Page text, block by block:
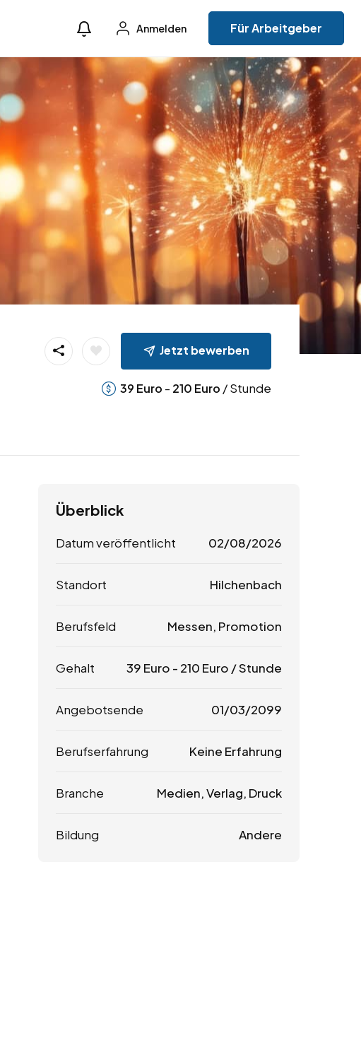
Anmelden Für Arbeitgeber
Jetzt bewerben
39 Euro - 210 Euro / Stunde
Überblick
Datum veröffentlicht 02/08/2026
Standort Hilchenbach
Berufsfeld Messen, Promotion
Gehalt 39 Euro - 210 Euro / Stunde
Angebotsende 01/03/2099
Berufserfahrung Keine Erfahrung
Branche Medien, Verlag, Druck
Bildung Andere